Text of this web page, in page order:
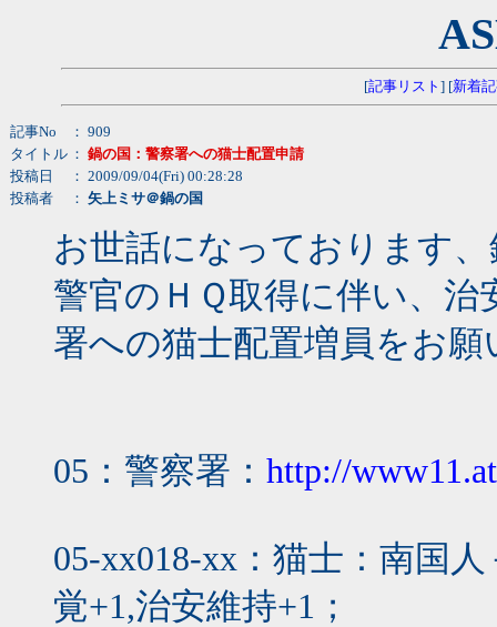
[記事リスト ] [新着
記事No
： 909
タイトル ： 鍋の国：警察署への猫士配置申請
投稿日
： 2009/09/04(Fri) 00:28:28
投稿者
： 矢上ミサ＠鍋の国
お世話になっております
警官のＨＱ取得に伴い、
署への猫士配置増員をお
05：警察署： http://
05-xx018-xx：猫士：南国
覚+1,治安維持+1；